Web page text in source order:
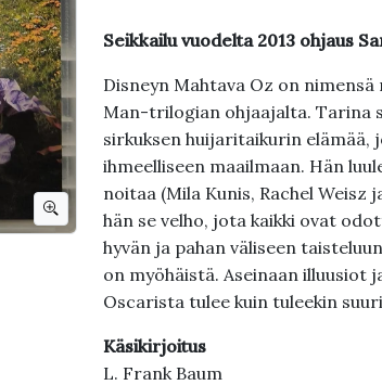
Seikkailu vuodelta 2013 ohjaus
Disneyn Mahtava Oz on
Man-trilogian ohjaajalta. Tarina
sirkuksen huijaritaikurin
ihmeelliseen maailmaan. Hän
noitaa (Mila Kunis, Rachel Weisz
hän se velho, jota kaikki ovat
hyvän ja pahan väliseen
on myöhäistä. Aseinaan illuusiot
Oscarista tulee kuin tuleekin
Käsikirjoitus
L. Frank Baum